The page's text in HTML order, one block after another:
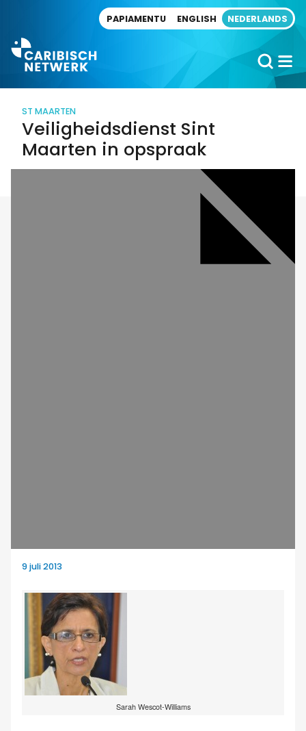
PAPIAMENTU ENGLISH NEDERLANDS
ST MAARTEN
Veiligheidsdienst Sint
Maarten in opspraak
9 juli 2013
Sarah Wescot-Williams